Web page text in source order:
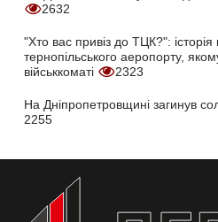
2632
"Хто вас привіз до ТЦК?":
тернопільського аеропорту,
військкоматі
2323
На Дніпропетровщині загинув
2255